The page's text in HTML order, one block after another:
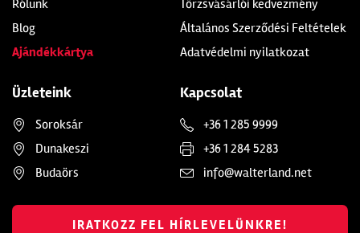
Rólunk
Blog
Ajándékkártya
Törzsvásárlói kedvezmény
Általános Szerződési Feltételek
Adatvédelmi nyilatkozat
Üzleteink
Soroksár
Dunakeszi
Budaörs
Kapcsolat
+36 1 285 9999
+36 1 284 5283
info@walterland.net
IRATKOZZ FEL HÍRLEVELÜNKRE!